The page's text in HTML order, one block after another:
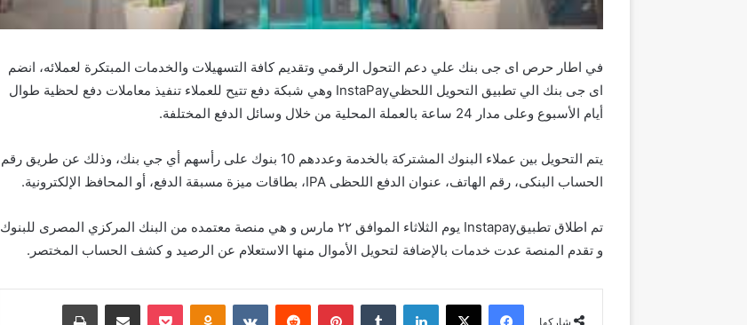
في اطار حرص اى جى بنك علي دعم التحول الرقمي وتقديم كافة التسهيلات والخدمات المبتكرة لعملائه، انضم
اى جى بنك الي تطبيق التحويل اللحظيInstaPay وهي شبكة دفع تتيح للعملاء تنفيذ معاملات دفع لحظية طوال
أيام الأسبوع وعلى مدار 24 ساعة بالعملة المحلية من خلال وسائل الدفع المختلفة.
يتم التحويل بين عملاء البنوك المشتركة بالخدمة وعددهم 10 بنوك على رأسهم أي جي بنك، وذلك عن طريق رقم
الحساب البنكى، رقم الهاتف، عنوان الدفع اللحظى IPA، بطاقات ميزة مسبقة الدفع، أو المحافظ الإلكترونية.
تم اطلاق تطبيقInstapay يوم الثلاثاء الموافق ٢٢ مارس و هي منصة معتمده من البنك المركزي المصرى للبنوك
و تقدم المنصة عدت خدمات بالإضافة لتحويل الأموال منها الاستعلام عن الرصيد و كشف الحساب المختصر.
شاركها
فيسبوك ‫X لينكدإن بينتيريست Odnoklassniki
‫Pocket مشاركة عبر البريد طباعة